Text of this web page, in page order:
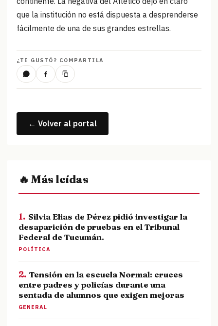
que la institución no está dispuesta a desprenderse
fácilmente de una de sus grandes estrellas.
¿TE GUSTÓ? COMPARTILA
← Volver al portal
🔥 Más leídas
1. Silvia Elias de Pérez pidió investigar la
desaparición de pruebas en el Tribunal
Federal de Tucumán.
POLÍTICA
2. Tensión en la escuela Normal: cruces
entre padres y policías durante una
sentada de alumnos que exigen mejoras
GENERAL